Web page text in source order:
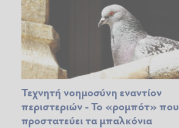
Τεχνητή νοημοσύνη εναντίον
περιστεριών - Το «ρομπότ» που
προστατεύει τα μπαλκόνια